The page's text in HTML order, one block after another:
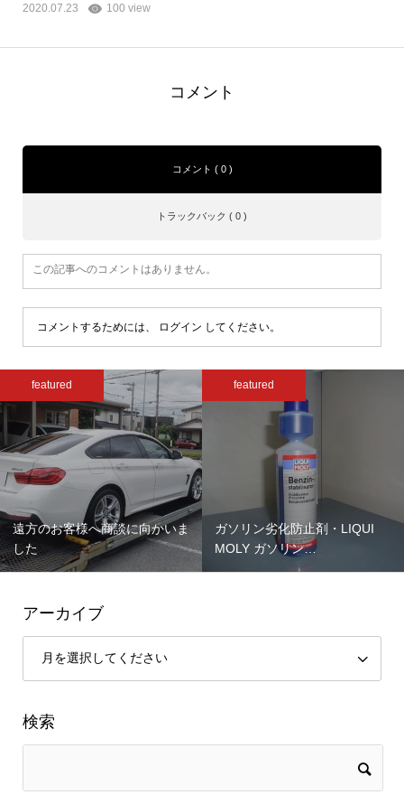
2020.07.23 100 view
コメント
コメント ( 0 )
トラックバック ( 0 )
この記事へのコメントはありません。
コメントするためには、 ログイン してください。
featured
遠方のお客様へ商談に向かいま
した
featured
ガソリン劣化防止剤・LIQUI
MOLY ガソリン…
アーカイブ
検索